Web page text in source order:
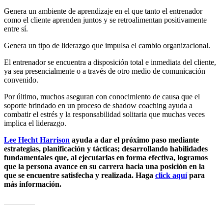
Genera un ambiente de aprendizaje en el que tanto el entrenador
como el cliente aprenden juntos y se retroalimentan positivamente
entre sí.
Genera un tipo de liderazgo que impulsa el cambio organizacional.
El entrenador se encuentra a disposición total e inmediata del cliente,
ya sea presencialmente o a través de otro medio de comunicación
convenido.
Por último, muchos aseguran con conocimiento de causa que el
soporte brindado en un proceso de shadow coaching ayuda a
combatir el estrés y la responsabilidad solitaria que muchas veces
implica el liderazgo.
Lee Hecht Harrison ayuda a dar el próximo paso mediante
estrategias, planificación y tácticas; desarrollando habilidades
fundamentales que, al ejecutarlas en forma efectiva, logramos
que la persona avance en su carrera hacia una posición en la
que se encuentre satisfecha y realizada. Haga click aquípara
más información.